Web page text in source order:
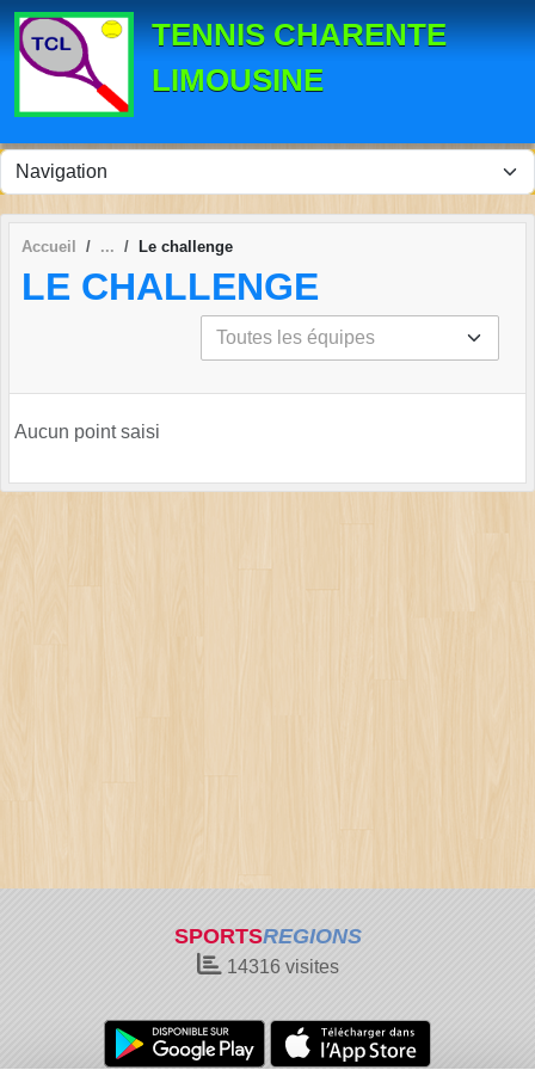
TENNIS CHARENTE
LIMOUSINE
Accueil Le challenge
LE CHALLENGE
Aucun point saisi
SPORTSREGIONS
14316visites
Panneau de gestion des cookies